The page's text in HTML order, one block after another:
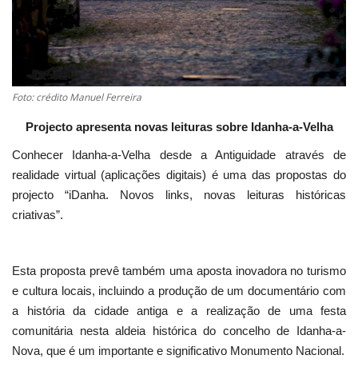
Foto: crédito Manuel Ferreira
Projecto apresenta novas leituras sobre Idanha-a-Velha
Conhecer Idanha-a-Velha desde a Antiguidade através de
realidade virtual (aplicações digitais) é uma das propostas do
projecto “iDanha. Novos links, novas leituras históricas
criativas”.
Esta proposta prevê também uma aposta inovadora no turismo
e cultura locais, incluindo a produção de um documentário com
a história da cidade antiga e a realização de uma festa
comunitária nesta aldeia histórica do concelho de Idanha-a-
Nova, que é um importante e significativo Monumento Nacional.